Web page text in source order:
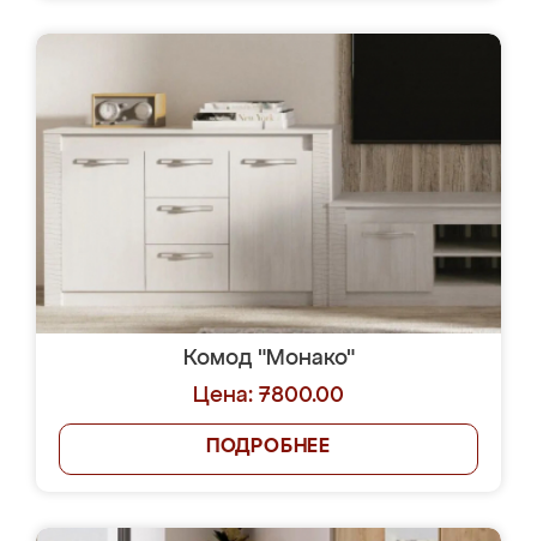
Комод "Монако"
Цена: 7800.00
ПОДРОБНЕЕ